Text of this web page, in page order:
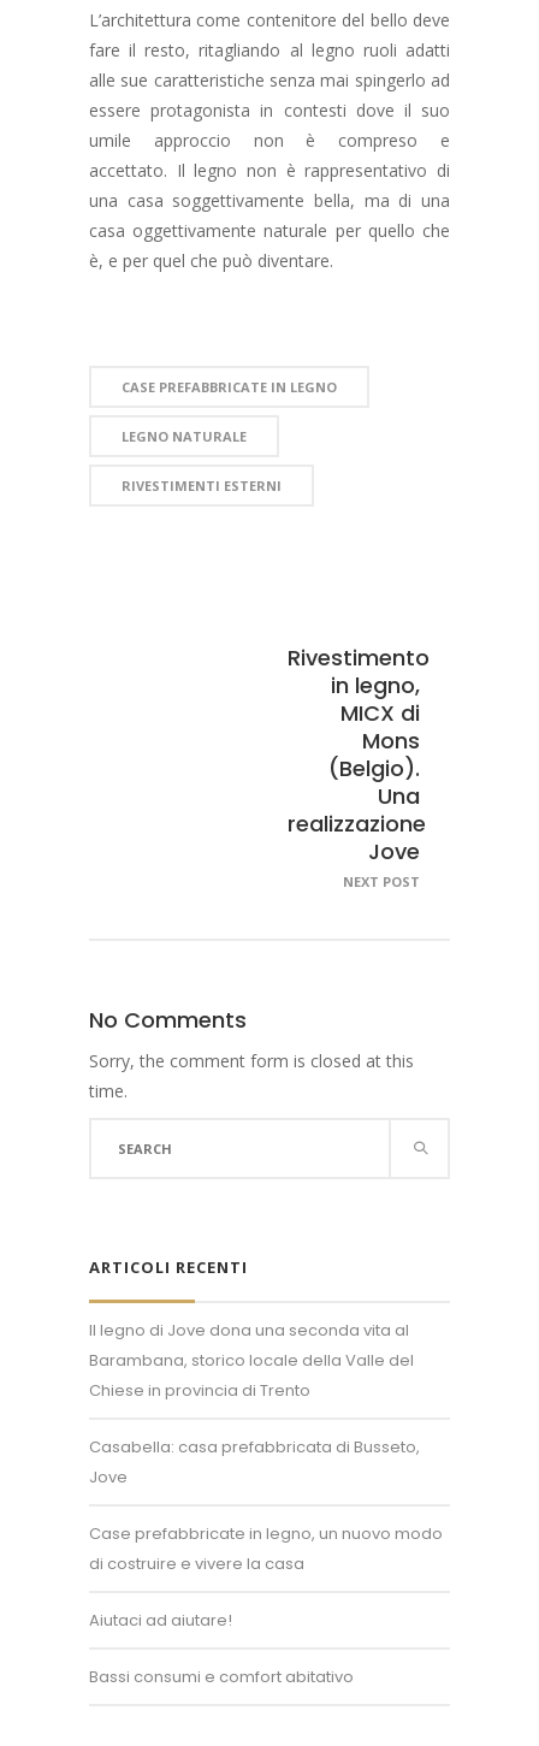
L’architettura come contenitore del bello deve
fare il resto, ritagliando al legno ruoli adatti
alle sue caratteristiche senza mai spingerlo ad
essere protagonista in contesti dove il suo
umile approccio non è compreso e
accettato. Il legno non è rappresentativo di
una casa soggettivamente bella, ma di una
casa oggettivamente naturale per quello che
è, e per quel che può diventare.
CASE PREFABBRICATE IN LEGNO
LEGNO NATURALE
RIVESTIMENTI ESTERNI
Rivestimento
in legno,
MICX di
Mons
(Belgio).
Una
realizzazione
Jove
NEXT POST
No Comments
Sorry, the comment form is closed at this
time.
ARTICOLI RECENTI
Il legno di Jove dona una seconda vita al
Barambana, storico locale della Valle del
Chiese in provincia di Trento
Casabella: casa prefabbricata di Busseto,
Jove
Case prefabbricate in legno, un nuovo modo
di costruire e vivere la casa
Aiutaci ad aiutare!
Bassi consumi e comfort abitativo